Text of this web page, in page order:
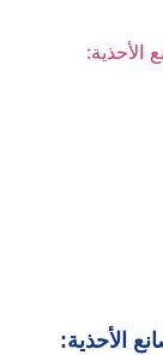
الأحذية: